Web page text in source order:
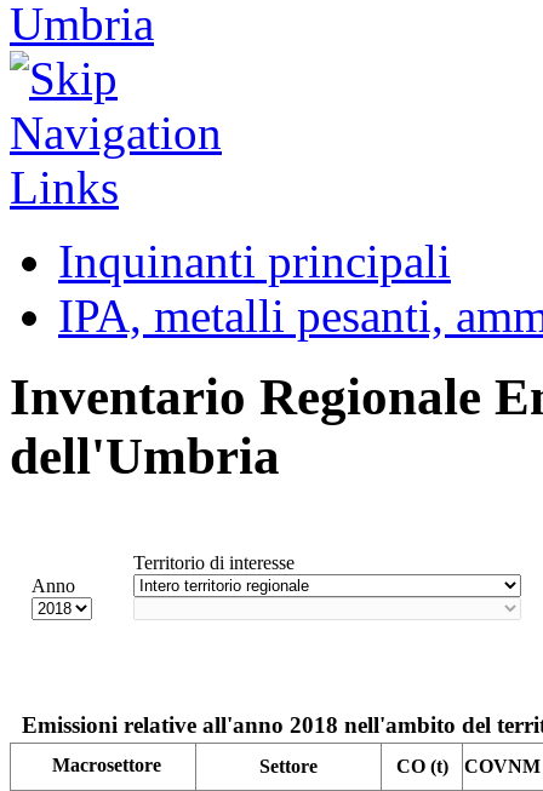
Inquinanti principali
IPA, metalli pesanti,
Inventario Regionale
dell'Umbria
Anno
Territorio di interesse
Emissioni relative all'anno 2018 nell'ambito del
Macrosettore Settore CO (t)
COVNM